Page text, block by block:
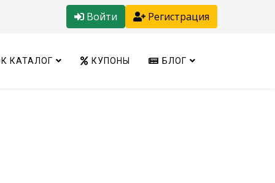
Войти Регистрация
КАТАЛОГ КУПОНЫ БЛОГ